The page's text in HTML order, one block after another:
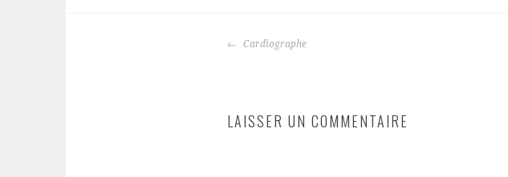
NAVIGATION
Cardiographe
LAISSER UN COMMENTAIRE